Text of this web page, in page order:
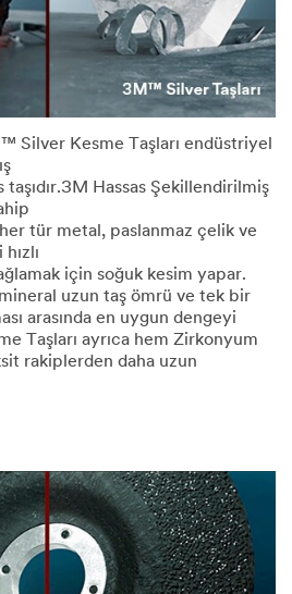
Silver Kesme Taşları endüstriyel
Hassas Şekillendirilmiş
tür metal, paslanmaz çelik ve
için soğuk kesim yapar.
uzun taş ömrü ve tek bir
arasında en uygun dengeyi
Taşları ayrıca hem Zirkonyum
rakiplerden daha uzun